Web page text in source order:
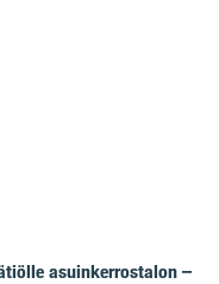
asuinkerrostalon –